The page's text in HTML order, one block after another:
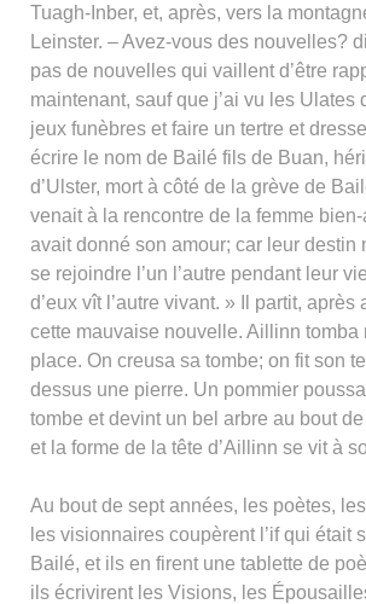
Tuagh-Inber, et, après, vers la
Leinster. – Avez-vous des nouvelles?
pas de nouvelles qui vaillent d’être
maintenant, sauf que j’ai vu les Ulates
jeux funèbres et faire un tertre et
écrire le nom de Bailé fils de Buan,
d’Ulster, mort à côté de la grève de
venait à la rencontre de la femme bien-
avait donné son amour; car leur destin
se rejoindre l’un l’autre pendant leur
d’eux vît l’autre vivant. » Il partit, après
cette mauvaise nouvelle. Aillinn tomba
place. On creusa sa tombe; on fit son
dessus une pierre. Un pommier
tombe et devint un bel arbre au bout
et la forme de la tête d’Aillinn se vit à
Au bout de sept années, les poètes,
les visionnaires coupèrent l’if qui était
Bailé, et ils en firent une tablette de
ils écrivirent les Visions, les